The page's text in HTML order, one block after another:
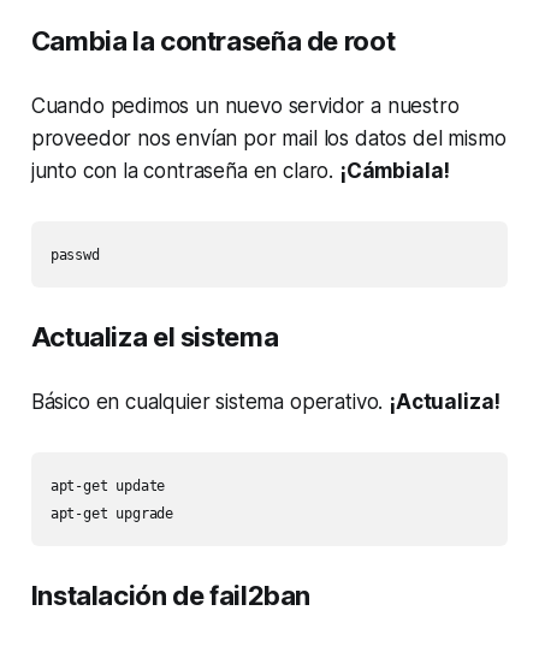
Cambia la contraseña de root
Cuando pedimos un nuevo servidor a nuestro
proveedor nos envían por mail los datos del mismo
junto con la contraseña en claro. ¡Cámbiala!
passwd
Actualiza el sistema
Básico en cualquier sistema operativo. ¡Actualiza!
apt-get update
apt-get upgrade
Instalación de fail2ban